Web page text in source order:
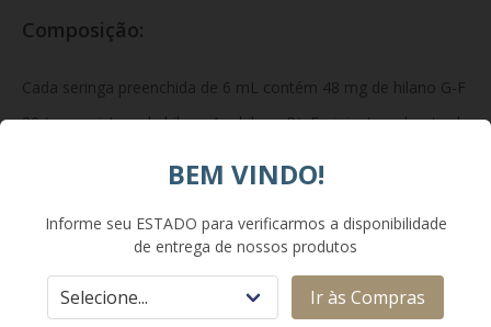
Composição:
Cada seringa preenchida de 6 mL contém 48 mg de hilano G-F
20 (uma mistura de hilano A e hilano B). Excipientes: cloreto de
Classe Terapêutica:
BEM VINDO!
Informe seu ESTADO para verificarmos a disponibilidade
de entrega de nossos produtos
Ir às Compras